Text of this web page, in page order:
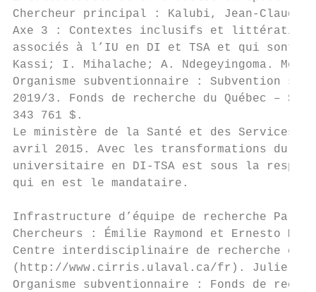
Chercheur principal : Kalubi, Jean-
Axe 3 : Contextes inclusifs et littératie :
associés à l’IU en DI et TSA et qui sont
Kassi; I. Mihalache; A. Ndegeyingoma.
Organisme subventionnaire : Subvention
2019/3. Fonds de recherche du Québec –
343 761 $.
Le ministère de la Santé et des Services
avril 2015. Avec les transformations du
universitaire en DI-TSA est sous la
qui en est le mandataire.
Infrastructure d’équipe de recherche
Chercheurs : Émilie Raymond et Ernesto
Centre interdisciplinaire de recherche en
(http://www.cirris.ulaval.ca/fr). Julie
Organisme subventionnaire : Fonds de